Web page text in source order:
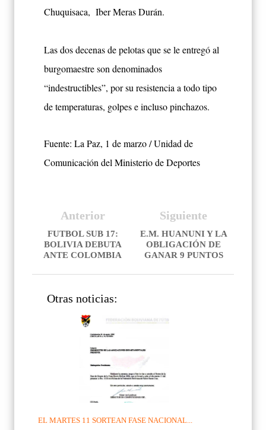
Chuquisaca, Iber Meras Durán.
Las dos decenas de pelotas que se le entregó al
burgomaestre son denominados
“indestructibles”, por su resistencia a todo tipo
de temperaturas, golpes e incluso pinchazos.
Fuente: La Paz, 1 de marzo / Unidad de
Comunicación del Ministerio de Deportes
Siguiente
E.M. HUANUNI Y LA
OBLIGACIÓN DE
GANAR 9 PUNTOS
Anterior
FUTBOL SUB 17:
BOLIVIA DEBUTA
ANTE COLOMBIA
Otras noticias:
EL MARTES 11 SORTEAN FASE NACIONAL...